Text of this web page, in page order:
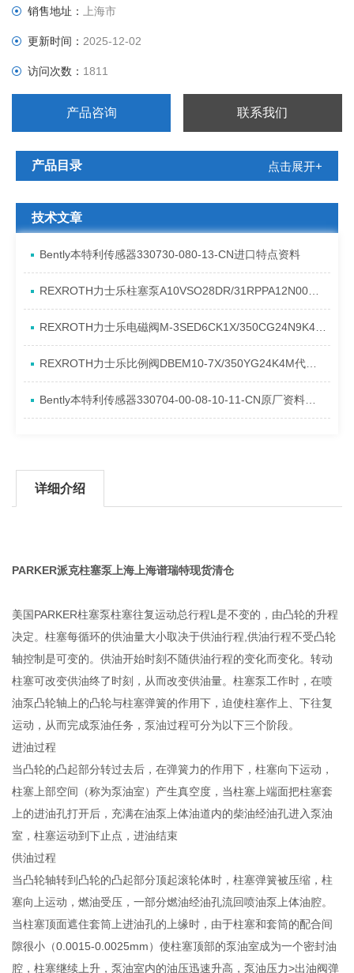
销售地址：上海市
更新时间：2025-12-02
访问次数： 1811
产品咨询 联系我们
产品目录 点击展开+
技术文章
Bently本特利传感器330730-080-13-CN进口特点资料
REXROTH力士乐柱塞泵A10VSO28DR/31RPPA12N00产品资料简介
REXROTH力士乐电磁阀M-3SED6CK1X/350CG24N9K4进口现货介绍
REXROTH力士乐比例阀DBEM10-7X/350YG24K4M代理资料
Bently本特利传感器330704-00-08-10-11-CN原厂资料介绍
详细介绍
PARKER派克柱塞泵上海上海谱瑞特现货清仓
美国PARKER柱塞泵柱塞往复运动总行程L是不变的，由凸轮的升程
决定。柱塞每循环的供油量大小取决于供油行程,供油行程不受凸轮
轴控制是可变的。供油开始时刻不随供油行程的变化而变化。转动
柱塞可改变供油终了时刻，从而改变供油量。柱塞泵工作时，在喷
油泵凸轮轴上的凸轮与柱塞弹簧的作用下，迫使柱塞作上、下往复
运动，从而完成泵油任务，泵油过程可分为以下三个阶段。
进油过程
当凸轮的凸起部分转过去后，在弹簧力的作用下，柱塞向下运动，
柱塞上部空间（称为泵油室）产生真空度，当柱塞上端面把柱塞套
上的进油孔打开后，充满在油泵上体油道内的柴油经油孔进入泵油
室，柱塞运动到下止点，进油结束
供油过程
当凸轮轴转到凸轮的凸起部分顶起滚轮体时，柱塞弹簧被压缩，柱
塞向上运动，燃油受压，一部分燃油经油孔流回喷油泵上体油腔。
当柱塞顶面遮住套筒上进油孔的上缘时，由于柱塞和套筒的配合间
隙很小（0.0015-0.0025mm）使柱塞顶部的泵油室成为一个密封油
腔，柱塞继续上升，泵油室内的油压迅速升高，泵油压力>出油阀弹